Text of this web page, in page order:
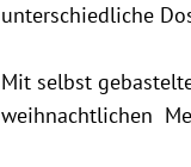
unterschiedliche
Mit selbst
weihnachtlichen